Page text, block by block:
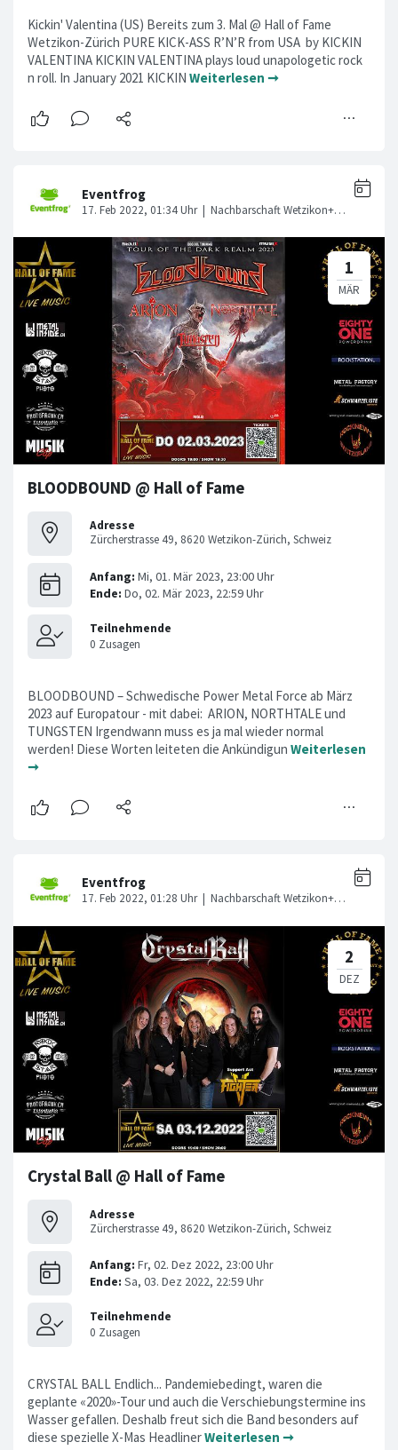
Kickin' Valentina (US) Bereits zum 3. Mal @ Hall of Fame
Wetzikon-Zürich PURE KICK-ASS R’N’R from USA by KICKIN
VALENTINA KICKIN VALENTINA plays loud unapologetic rock
n roll. In January 2021 KICKIN Weiterlesen ➞
BLOODBOUND @ Hall of Fame
Adresse
Zürcherstrasse 49, 8620 Wetzikon-Zürich, Schweiz
BLOODBOUND – Schwedische Power Metal Force ab März
2023 auf Europatour - mit dabei: ARION, NORTHTALE und
TUNGSTEN Irgendwann muss es ja mal wieder normal
werden! Diese Worten leiteten die Ankündigun Weiterlesen
➞
Crystal Ball @ Hall of Fame
Adresse
Zürcherstrasse 49, 8620 Wetzikon-Zürich, Schweiz
CRYSTAL BALL Endlich... Pandemiebedingt, waren die
geplante «2020»-Tour und auch die Verschiebungstermine ins
Wasser gefallen. Deshalb freut sich die Band besonders auf
diese spezielle X-Mas HeadlinerWeiterlesen ➞